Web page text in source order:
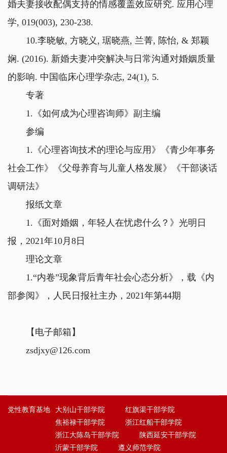
婚夫妻接收配偶支持的情感覆盖效应研究. 应用心理
学, 019(003), 230-238.
10.李晓敏, 方晓义, 琚晓燕, 兰菁, 陈怡, & 郑颖
娴. (2016). 新婚夫妻冲突解决与日常沟通对婚姻质量
的影响. 中国临床心理学杂志, 24(1), 5.
专著
1.《如何成为心理咨询师》副主编
参编
1.《心理咨询技术的理论与应用》《青少年事务
社会工作》《父母养育与儿童人格发展》《干部谈话
调研法》
报纸文章
1.《面对婚姻，年轻人在忧虑什么？》光明日
报，2021年10月8日
理论文章
1.“内卷”现象背后青年社会心态分析》，载《内
部参阅》，人民日报社主办，2021年第44期
【电子邮箱】
zsdjxy@126.com
党性教育基地 大别山干部学院
红旗渠干部学院
焦裕禄干部学院
浙江红船干部学院
浙江大陈岛干部学院
陕西延安干部学院
沂蒙干部学院
遵义师范学院